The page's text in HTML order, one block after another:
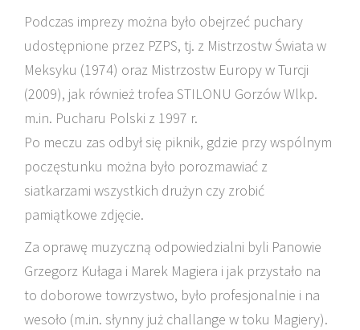
Podczas imprezy można było obejrzeć puchary
udostępnione przez PZPS, tj. z Mistrzostw Świata w
Meksyku (1974) oraz Mistrzostw Europy w Turcji
(2009), jak również trofea STILONU Gorzów Wlkp.
m.in. Pucharu Polski z 1997 r.
Po meczu zas odbył się piknik, gdzie przy wspólnym
poczęstunku można było porozmawiać z
siatkarzami wszystkich drużyn czy zrobić
pamiątkowe zdjęcie.
Za oprawę muzyczną odpowiedzialni byli Panowie
Grzegorz Kułaga i Marek Magiera i jak przystało na
to doborowe towrzystwo, było profesjonalnie i na
wesoło (m.in. słynny już challange w toku Magiery).